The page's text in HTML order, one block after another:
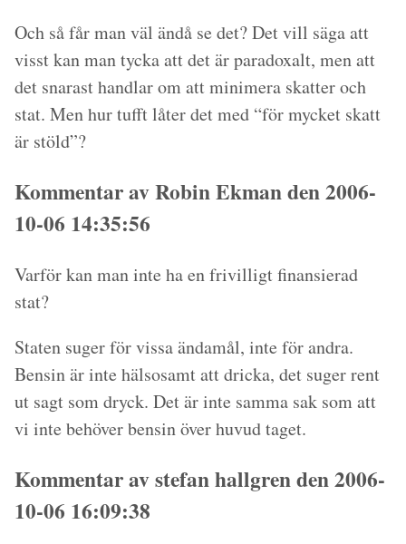
Och så får man väl ändå se det? Det vill säga att
visst kan man tycka att det är paradoxalt, men att
det snarast handlar om att minimera skatter och
stat. Men hur tufft låter det med “för mycket skatt
är stöld”?
Kommentar av Robin Ekman den 2006-
10-06 14:35:56
Varför kan man inte ha en frivilligt finansierad
stat?
Staten suger för vissa ändamål, inte för andra.
Bensin är inte hälsosamt att dricka, det suger rent
ut sagt som dryck. Det är inte samma sak som att
vi inte behöver bensin över huvud taget.
Kommentar av stefan hallgren den 2006-
10-06 16:09:38